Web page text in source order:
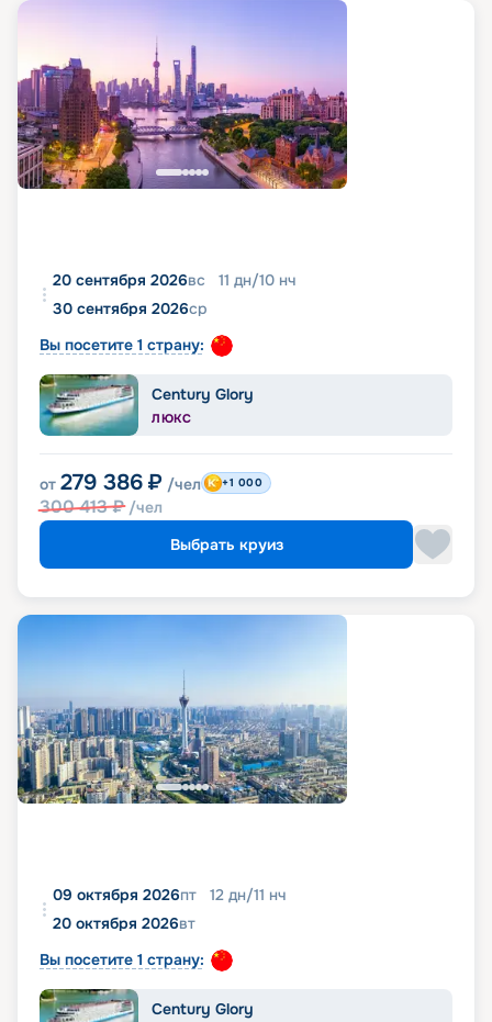
20 сентября 2026вс 11 дн/10 нч
30 сентября 2026ср
Вы посетите 1 страну:
Century Glory
ЛЮКС
от 279 386 ₽ /чел
300 413₽ /чел
+1 000
Выбрать круиз
09 октября 2026пт 12 дн/11 нч
20 октября 2026вт
Вы посетите 1 страну:
Century Glory